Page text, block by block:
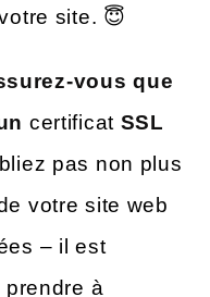
site. 😇
vous que
certificat SSL
pas non plus
votre site web
– il est
prendre à